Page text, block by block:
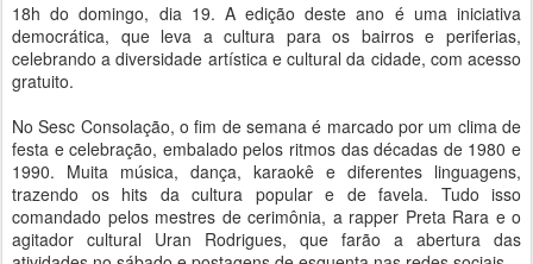
18h do domingo, dia 19. A edição deste ano é uma iniciativa
democrática, que leva a cultura para os bairros e periferias,
celebrando a diversidade artística e cultural da cidade, com acesso
gratuito.
No Sesc Consolação, o fim de semana é marcado por um clima de
festa e celebração, embalado pelos ritmos das décadas de 1980 e
1990. Muita música, dança, karaokê e diferentes linguagens,
trazendo os hits da cultura popular e de favela. Tudo isso
comandado pelos mestres de cerimônia, a rapper Preta Rara e o
agitador cultural Uran Rodrigues, que farão a abertura das